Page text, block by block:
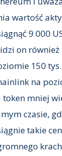
wartość
9 000
on
150
na
token mniej
czasie,
takie